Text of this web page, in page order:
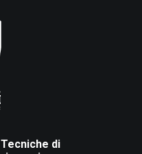
Tecniche di